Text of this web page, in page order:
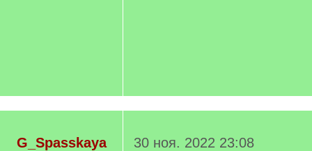
G_Spasskaya 30 ноя. 2022 23:08